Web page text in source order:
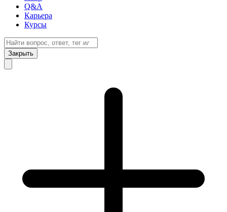
Q&A
Карьера
Курсы
Закрыть